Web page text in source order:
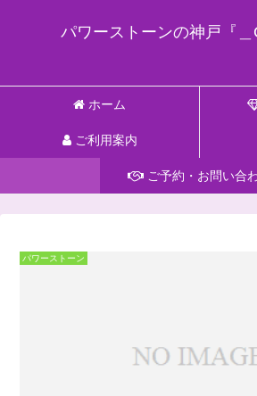
パワーストーンの神戸『＿
ホーム
ご利用案内
ご予約・お問い合
パワーストーン